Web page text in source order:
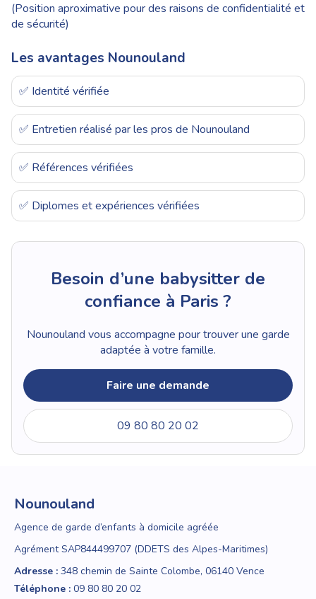
(Position aproximative pour des raisons de confidentialité et
de sécurité)
Les avantages Nounouland
✅ Identité vérifiée
✅ Entretien réalisé par les pros de Nounouland
✅ Références vérifiées
✅ Diplomes et expériences vérifiées
Besoin d’une babysitter de
confiance à Paris ?
Nounouland vous accompagne pour trouver une garde
adaptée à votre famille.
Faire une demande
09 80 80 20 02
Nounouland
Agence de garde d’enfants à domicile agréée
Agrément SAP844499707 (DDETS des Alpes-Maritimes)
Adresse : 348 chemin de Sainte Colombe, 06140 Vence
Téléphone : 09 80 80 20 02